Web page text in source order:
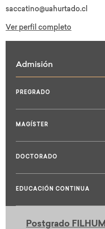
saccatino@uahurtado.cl
Ver perfil completo
Admisión
PREGRADO
MAGÍSTER
DOCTORADO
EDUCACIÓN CONTINUA
Postgrado FILHUM